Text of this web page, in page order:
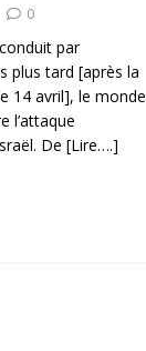
0
par
plus tard [après la
14 avril], le monde
l’attaque
De [Lire….]